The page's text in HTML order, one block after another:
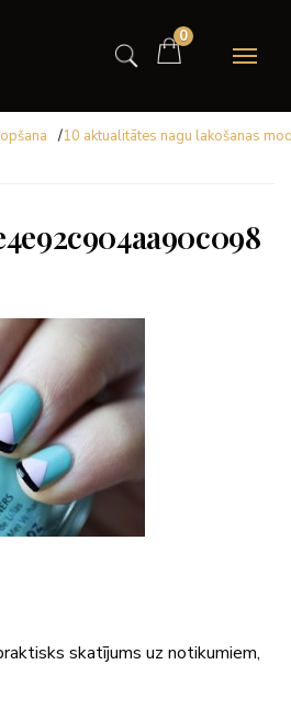
0
/10 aktualitātes nagu lakošanas
skatījums uz notikumiem,